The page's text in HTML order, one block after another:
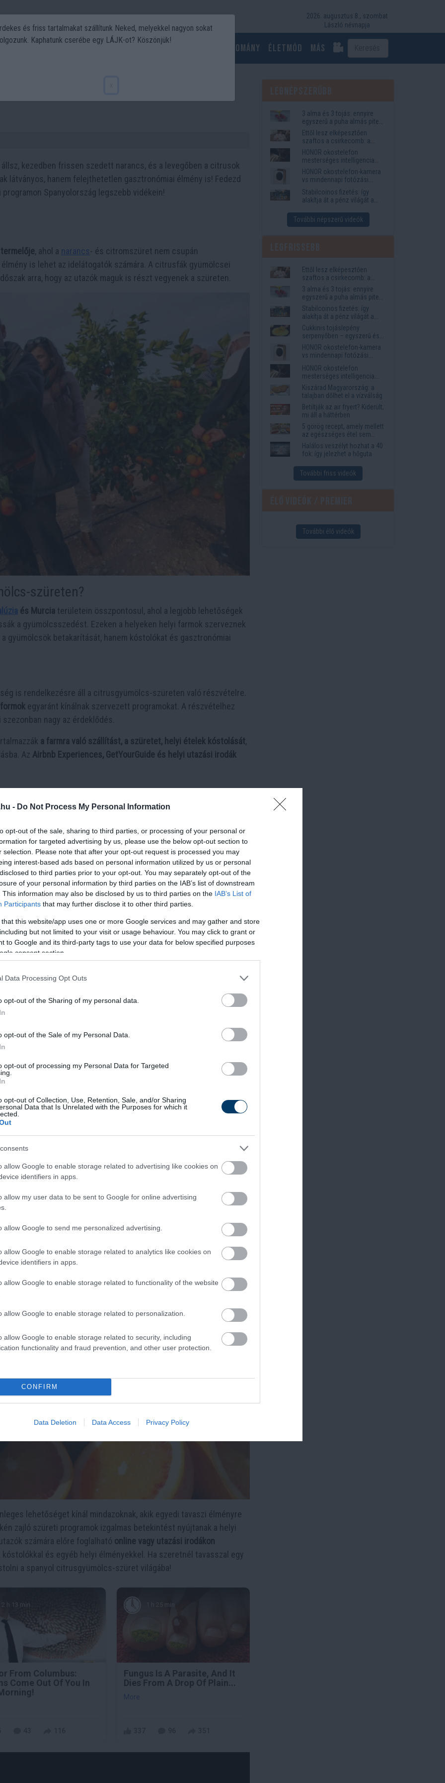
- Do Not Process My Personal Information
opt-out of the sale, sharing to third parties, or processing of your personal or
for targeted advertising by us, please use the below opt-out section to
selection. Please note that after your opt-out request is processed you may
interest-based ads based on personal information utilized by us or personal
to third parties prior to your opt-out. You may separately opt-out of the
of your personal information by third parties on the IAB’s list of downstream
This information may also be disclosed by us to third parties on the IAB’s List of
Participants that may further disclose it to other third parties.
that this website/app uses one or more Google services and may gather and store
but not limited to your visit or usage behaviour. You may click to grant or
to Google and its third-party tags to use your data for below specified purposes
consent section.
Data Processing Opt Outs
opt-out of the Sharing of my personal data.
opt-out of the Sale of my Personal Data.
opt-out of processing my Personal Data for Targeted
opt-out of Collection, Use, Retention, Sale, and/or Sharing
Data that Is Unrelated with the Purposes for which it
allow Google to enable storage related to advertising like cookies on
identifiers in apps.
allow my user data to be sent to Google for online advertising
allow Google to send me personalized advertising.
allow Google to enable storage related to analytics like cookies on
identifiers in apps.
allow Google to enable storage related to functionality of the website
allow Google to enable storage related to personalization.
allow Google to enable storage related to security, including
functionality and fraud prevention, and other user protection.
CONFIRM
Data Deletion Data Access Privacy Policy
2026. augusztus 8., szombat
László névnapja
Politika DIY Utazás Tudomány Életmód más
? és citromszüret ?
kezedben frissen szedett narancs, és a levegőben a citrusok
látványos, hanem felejthetetlen gasztronómiai élmény is! Fedezd
Spanyolország legszebb vidékein!
, ahol a narancs- és citromszüret nem csupán
is lehet az idelátogatók számára. A citrusfák gyümölcsei
arra, hogy az utazók maguk is részt vegyenek a szüreten.
szüreten?
és Murcia területein összpontosul, ahol a legjobb lehetőségek
a gyümölcsszedést. Ezeken a helyeken helyi farmok szerveznek
a gyümölcsök betakarítását, hanem kóstolókat és gasztronómiai
is rendelkezésre áll a citrusgyümölcs-szüreten való részvételre.
egyaránt kínálnak szervezett programokat. A részvételhez
nagy az érdeklődés.
a farmra való szállítást, a szüretet, helyi ételek kóstolását,
Az Airbnb Experiences, GetYourGuide és helyi utazási irodák
ezért fontos a megfelelő ruházat és kényelmes cipő. A legtöbb
lehetőséget adnak arra, hogy a résztvevők
gyakran tartanak
szüreten?
élmény, hanem lehetőség arra is, hogy az ember közelebbről
módszereit és a helyi ízeket
és új ismereteket nyújthat.
lehetőséget kínál mindazoknak, akik egyedi tavaszi élményre
zajló szüreti programok izgalmas betekintést nyújtanak a helyi
számára előre foglalható online vagy utazási irodákon
és egyéb helyi élményekkel. Ha szeretnél tavasszal egy
a spanyol citrusgyümölcs-szüret világába!
2 h 13 min
From Columbus:
Come Out Of You In
1 h 25 min
Fungus Is A Parasite, And It
Dies From A Drop Of Plain...
More
3 alma és 3 tojás: ennyire
egyszerű a puha almás pite
titka
Ettől lesz elképesztően
szaftos a csirkecomb: a
sörös pác a titok
HONOR okostelefon
mesterséges intelligencia
funkciók, amelyek
megkönnyítik az életet
HONOR okostelefon-kamera
vs mindennapi fotózási
igények
Stabilcoinos fizetés: így
alakítja át a pénz világát a
Western Union
További népszerű videók
Ettől lesz elképesztően
szaftos a csirkecomb: a
sörös pác a titok
3 alma és 3 tojás: ennyire
egyszerű a puha almás pite
titka
Stabilcoinos fizetés: így
alakítja át a pénz világát a
Visa, a Mastercard és a
Western Union
Cukkinis tojáslepény
serpenyőben – egyszerű és
laktató vacsora
HONOR okostelefon-kamera
vs mindennapi fotózási
igények
HONOR okostelefon
mesterséges intelligencia
funkciók, amelyek
megkönnyítik az életet
Kiszárad Magyarország: a
talajban dőlhet el a vízválság
Betiltják az air fryert? Kiderült,
mi áll a háttérben
5 görög recept, amely mellett
az egészséges étel sem
tűnik lemondásnak
Halálos veszélyt hozhat a 40
fok: így jelezhet a hőguta
További friss videók
További élő videók
és friss tartalmakat szállítunk Neked, melyekkel nagyon sokat
Kaphatunk cserébe egy LÁJK-ot? Köszönjük!